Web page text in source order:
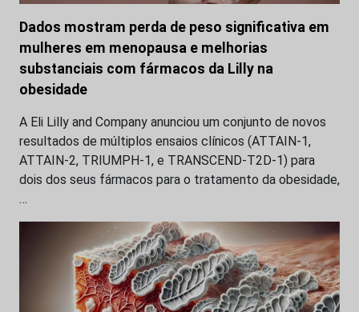
Dados mostram perda de peso significativa em
mulheres em menopausa e melhorias
substanciais com fármacos da Lilly na
obesidade
A Eli Lilly and Company anunciou um conjunto de novos
resultados de múltiplos ensaios clínicos (ATTAIN-1,
ATTAIN-2, TRIUMPH-1, e TRANSCEND-T2D-1) para
dois dos seus fármacos para o tratamento da obesidade,
…